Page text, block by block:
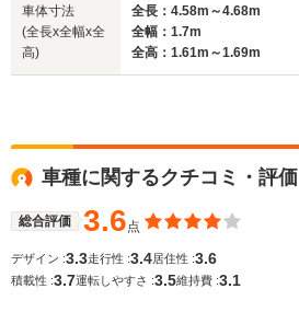
WLTCモード
燃費
車体寸法
(全長x全幅x全
高)
全長：4.58m～4.68m
全幅：1.7m
全高：1.61m～1.69m
車種に関するクチコミ・評価
総合評価 3.6点
デザイン :3.3走行性 :3.4居住性 :3.6
積載性 :3.7運転しやすさ :3.5維持費 :3.1